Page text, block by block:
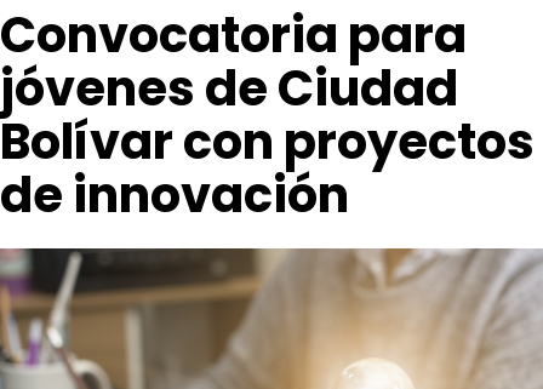
Convocatoria para
jóvenes de Ciudad
Bolívar con proyectos
de innovación